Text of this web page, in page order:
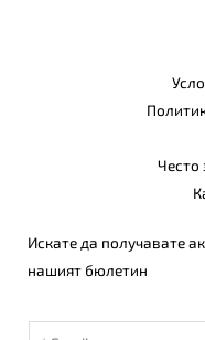
Често
Искате да получавате
нашият бюлетин